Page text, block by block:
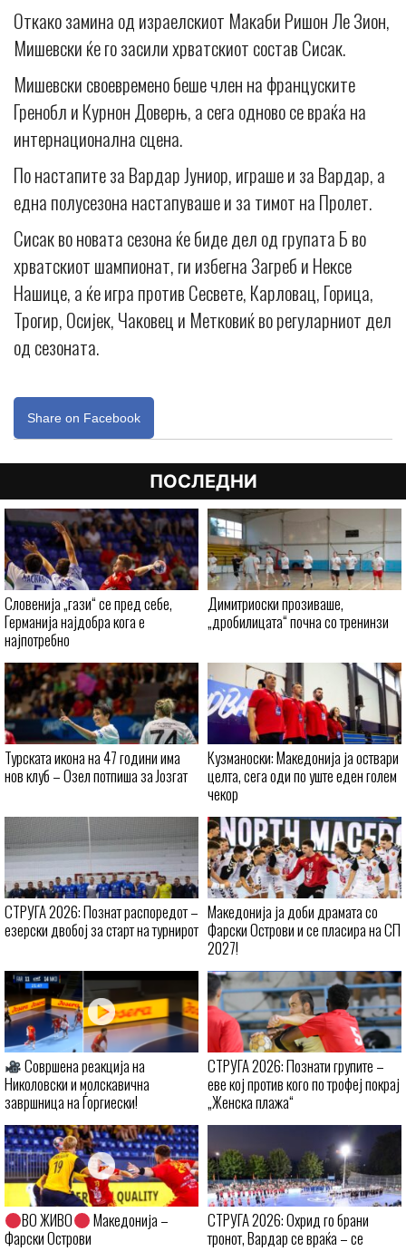
Откако замина од израелскиот Макаби Ришон Ле Зион,
Мишевски ќе го засили хрватскиот состав Сисак.
Мишевски своевремено беше член на француските
Гренобл и Курнон Доверњ, а сега одново се враќа на
интернационална сцена.
По настапите за Вардар Јуниор, играше и за Вардар, а
една полусезона настапуваше и за тимот на Пролет.
Сисак во новата сезона ќе биде дел од групата Б во
хрватскиот шампионат, ги избегна Загреб и Нексе
Нашице, а ќе игра против Сесвете, Карловац, Горица,
Трогир, Осијек, Чаковец и Метковиќ во регуларниот дел
од сезоната.
Share on Facebook
ПОСЛЕДНИ
Словенија „гази“ се пред себе,
Германија најдобра кога е
најпотребно
Димитриоски прозиваше,
„дробилицата“ почна со тренинзи
Турската икона на 47 години има
нов клуб – Озел потпиша за Јозгат
Кузманоски: Македонија ја оствари
целта, сега оди по уште еден голем
чекор
СТРУГА 2026: Познат распоредот –
езерски двобој за старт на турнирот
Македонија ја доби драмата со
Фарски Острови и се пласира на СП
2027!
Совршена реакција на
Николовски и молскавична
завршница на Ѓоргиески!
СТРУГА 2026: Познати групите –
еве кој против кого по трофеј покрај
„Женска плажа“
ВО ЖИВО
Македонија –
Фарски Острови
СТРУГА 2026: Охрид го брани
тронот, Вардар се враќа – се